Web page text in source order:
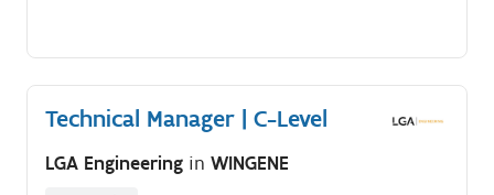
operationele teams Samenwerken met Maintenance,
Quality, Batch & Furnace, Mould Shop en Cold End
Ondersteunen van investeringsprojecten, innovaties
Technical Manager | C-Level
LGA Engineering in WINGENE